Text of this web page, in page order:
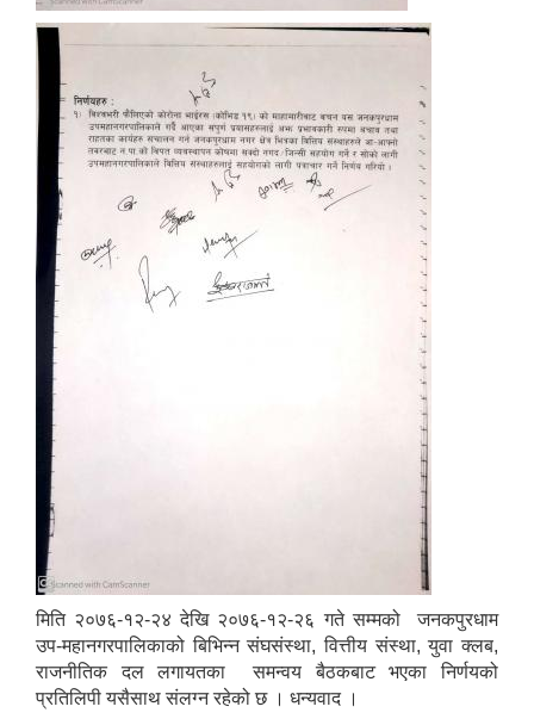
मिति २०७६-१२-२४ देखि २०७६-१२-२६ गते सम्मको जनकपुरधाम
उप-महानगरपालिकाको बिभिन्न संघसंस्था, वित्तीय संस्था, युवा क्लब,
राजनीतिक दल लगायतका समन्वय बैठकबाट भएका निर्णयको
प्रतिलिपी यसैसाथ संलग्न रहेको छ । धन्यवाद ।